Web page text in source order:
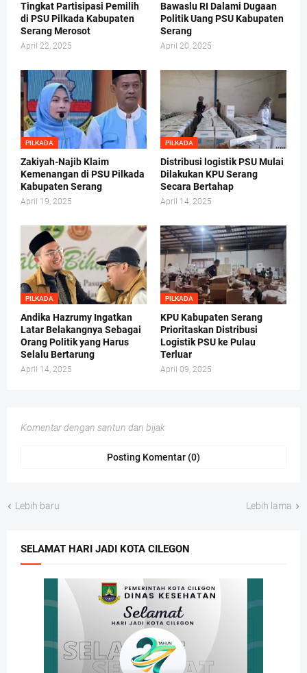
Tingkat Partisipasi Pemilih
di PSU Pilkada Kabupaten
Serang Merosot
April 22, 2025
Bawaslu RI Dalami Dugaan
Politik Uang PSU Kabupaten
Serang
April 20, 2025
PILKADA
Zakiyah-Najib Klaim
Kemenangan di PSU Pilkada
Kabupaten Serang
April 19, 2025
PILKADA
Distribusi logistik PSU Mulai
Dilakukan KPU Serang
Secara Bertahap
April 14, 2025
PILKADA
Andika Hazrumy Ingatkan
Latar Belakangnya Sebagai
Orang Politik yang Harus
Selalu Bertarung
April 14, 2025
PILKADA
KPU Kabupaten Serang
Prioritaskan Distribusi
Logistik PSU ke Pulau
Terluar
April 09, 2025
Komentar dengan santun dan bijak
Posting Komentar (0)
Lebih baru Lebih lama
SELAMAT HARI JADI KOTA CILEGON